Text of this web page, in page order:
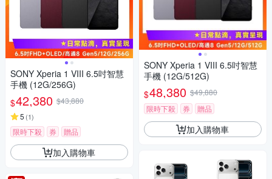
SONY Xperia 1 VIII 6.5吋智慧
手機 (12G/256G)
$42,380 $43,880
5 (1)
限時下殺 券 贈品
加入購物車
SONY Xperia 1 VIII 6.5吋智慧
手機 (12G/512G)
$48,380 $49,880
限時下殺
券 贈品
加入購物車